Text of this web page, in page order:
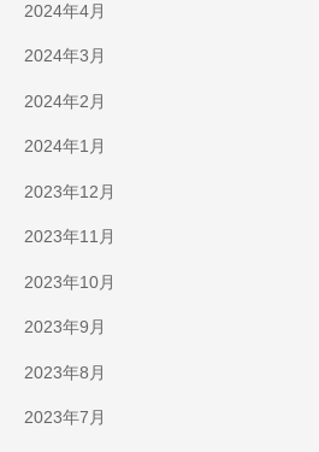
2024年4月
2024年3月
2024年2月
2024年1月
2023年12月
2023年11月
2023年10月
2023年9月
2023年8月
2023年7月